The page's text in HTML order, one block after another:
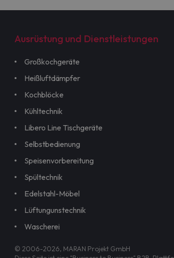
Ausrüstung und Dienstleistungen
Großkochgeräte
Heißluftdämpfer
Kochblöcke
Kühltechnik
Libero Line Tischgeräte
Selbstbedienung
Speisenvorbereitung
Spültechnik
Edelstahl-Möbel
Lüftungunstechnik
Wascherei
© 2006-2026, MARAN Projekt GmbH